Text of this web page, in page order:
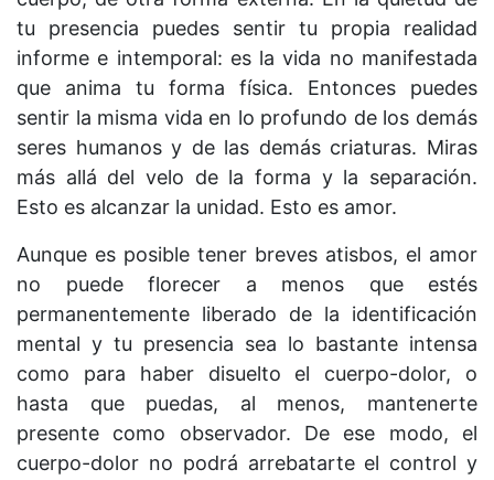
tu presencia puedes sentir tu propia realidad
informe e intemporal: es la vida no manifestada
que anima tu forma física. Entonces puedes
sentir la misma vida en lo profundo de los demás
seres humanos y de las demás criaturas. Miras
más allá del velo de la forma y la separación.
Esto es alcanzar la unidad. Esto es amor.
Aunque es posible tener breves atisbos, el amor
no puede florecer a menos que estés
permanentemente liberado de la identificación
mental y tu presencia sea lo bastante intensa
como para haber disuelto el cuerpo-dolor, o
hasta que puedas, al menos, mantenerte
presente como observador. De ese modo, el
cuerpo-dolor no podrá arrebatarte el control y